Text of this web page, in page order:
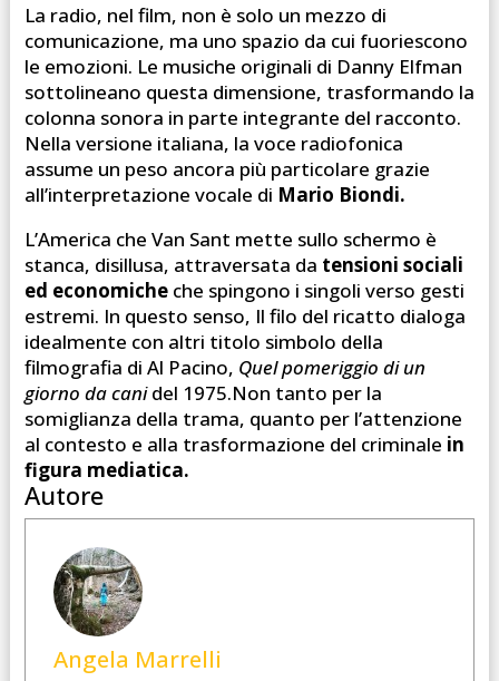
La radio, nel film, non è solo un mezzo di
comunicazione, ma uno spazio da cui fuoriescono
le emozioni. Le musiche originali di Danny Elfman
sottolineano questa dimensione, trasformando la
colonna sonora in parte integrante del racconto.
Nella versione italiana, la voce radiofonica
assume un peso ancora più particolare grazie
all’interpretazione vocale di Mario Biondi.
L’America che Van Sant mette sullo schermo è
stanca, disillusa, attraversata da tensioni sociali
ed economicheche spingono i singoli verso gesti
estremi. In questo senso, Il filo del ricatto dialoga
idealmente con altri titolo simbolo della
filmografia di Al Pacino, Quel pomeriggio di un
giorno da canidel 1975.Non tanto per la
somiglianza della trama, quanto per l’attenzione
al contesto e alla trasformazione del criminale in
figura mediatica.
Autore
Angela Marrelli